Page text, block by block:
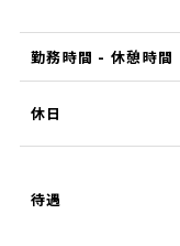
勤務時間 - 休憩時間
休日
待遇